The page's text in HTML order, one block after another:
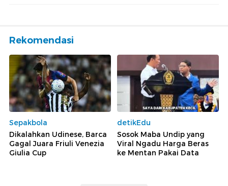
Rekomendasi
Sepakbola
Dikalahkan Udinese, Barca
Gagal Juara Friuli Venezia
Giulia Cup
detikEdu
Sosok Maba Undip yang
Viral Ngadu Harga Beras
ke Mentan Pakai Data